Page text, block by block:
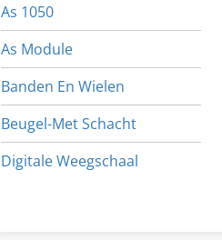
As 1050
As Module
Banden En Wielen
Beugel-Met Schacht
Digitale Weegschaal